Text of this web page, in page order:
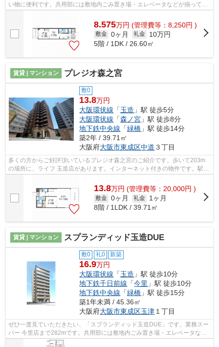
い物に便利です。共用部には敷地内ごみ置き場・エレベータなどが揃ってお
8.575万円 (管理費等：8,250円 )
敷金 0ヶ月 礼金
10万円
5階 / 1DK / 26.60㎡
賃貸 | マンション プレジオ森之宮
敷0
13.8万円
大阪環状線 「玉造 」駅 徒歩5分
大阪環状線 「森ノ宮 」駅 徒歩8分
地下鉄中央線 「緑橋 」駅 徒歩14分
築2年 / 39.71㎡
大阪府大阪市東成区中道 ３丁目
多くの方からご好評頂いているプレジオ森之宮のご紹介です。歩いて203m
の場所に、ライフ 玉造店があります。インターネット付きの物件です。駅ま
で歩いてアクセスできる、徒歩5分の距...
13.8万円 (管理費等：20,000円 )
敷金 0ヶ月 礼金
1ヶ月
8階 / 1LDK / 39.71㎡
賃貸 | マンション スプランディッド玉造DUE
敷0 礼0 新築
16.9万円
大阪環状線 「玉造 」駅 徒歩10分
地下鉄千日前線 「今里 」駅 徒歩10分
地下鉄中央線 「緑橋 」駅 徒歩15分
築1年未満 / 45.36㎡
大阪府大阪市東成区玉津 １丁目
ぜひ一度見ていただきたい、「スプランディッド玉造DUE」です。業務スー
パー 今里店まで282mです。共用部には敷地内ごみ置き場・エレベータなど
が揃っており、とても充実しています。...